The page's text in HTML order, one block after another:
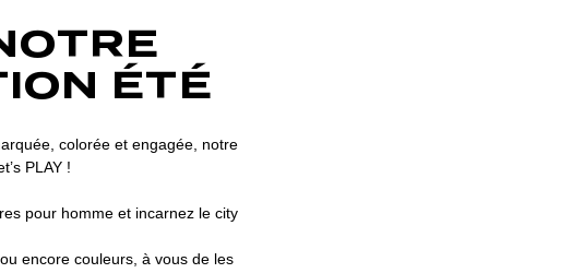
ÉTÉ
colorée et engagée, notre
PLAY !
pour homme et incarnez le city
encore couleurs, à vous de les